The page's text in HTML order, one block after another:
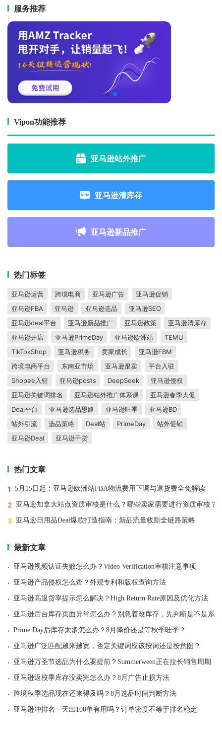
服务推荐
Vipon功能推荐
亚马逊站外推广
亚马逊清库存
亚马逊新品推广
热门标签
亚马逊运营 跨境电商 亚马逊广告
亚马逊促销
亚马逊FBA
亚马逊 亚马逊选品
亚马逊SEO
亚马逊deal平台
亚马逊新品推广 亚马逊政策
亚马逊清库存
亚马逊开店
亚马逊PrimeDay 亚马逊欧洲站
TEMU
TikTokShop
亚马逊税务 卖家成长
亚马逊FBM
跨境电商平台
东南亚市场 亚马逊跟卖
平台入驻
Shopee入驻
亚马逊posts DeepSeek
亚马逊侵权
亚马逊关键词排名
亚马逊站外推广体系课
亚马逊春季大促
Deal平台
亚马逊选品思路 亚马逊旺季
亚马逊BD
站外引流
选品策略 Deal站 PrimeDay
站外促销
亚马逊Deal
亚马逊干货
热门文章
1 5月15日起：亚马逊欧洲站FBA物流费用下调与退货费全免解读
2 亚马逊加拿大站点资质审核是什么？哪些卖家需要进行资质审核？
3 亚马逊日用品Deal爆款打造指南：新品流量收割全链路策略
最新文章
· 亚马逊视频认证失败怎么办？Video Verification审核注意事项
· 亚马逊产品侵权怎么查？外观专利和版权查询方法
· 亚马逊高退货率提示怎么解决？High Return Rate原因及优化方法
· 亚马逊后台库存页面异常怎么办？别急着改库存，先判断是不是系
· Prime Day后库存太多怎么办？8月降价还是等秋季旺季？
· 亚马逊广泛匹配越来越宽，否定关键词应该按词还是按意图？
· 亚马逊万圣节选品为什么要提前？Summerween正在拉长销售周期
· 亚马逊返校季库存没卖完怎么办？8月广告止损方法
· 跨境秋季选品现在还来得及吗？8月选品时间判断方法
· 亚马逊冲排名一天出100单有用吗？订单密度不等于排名稳定